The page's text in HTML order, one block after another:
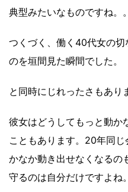
典型みたいなものですね。
つくづく、働く40代女の
のを垣間見た瞬間でした。
と同時にじれったさもあり
彼女はどうしてもっと動か
こともあります。20年同
かなか動き出せなくなるの
守るのは自分だけですよね